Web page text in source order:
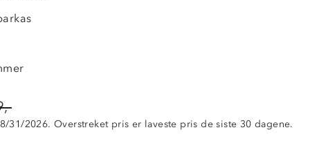
31/2026. Overstreket pris er laveste pris de siste 30 dagene.